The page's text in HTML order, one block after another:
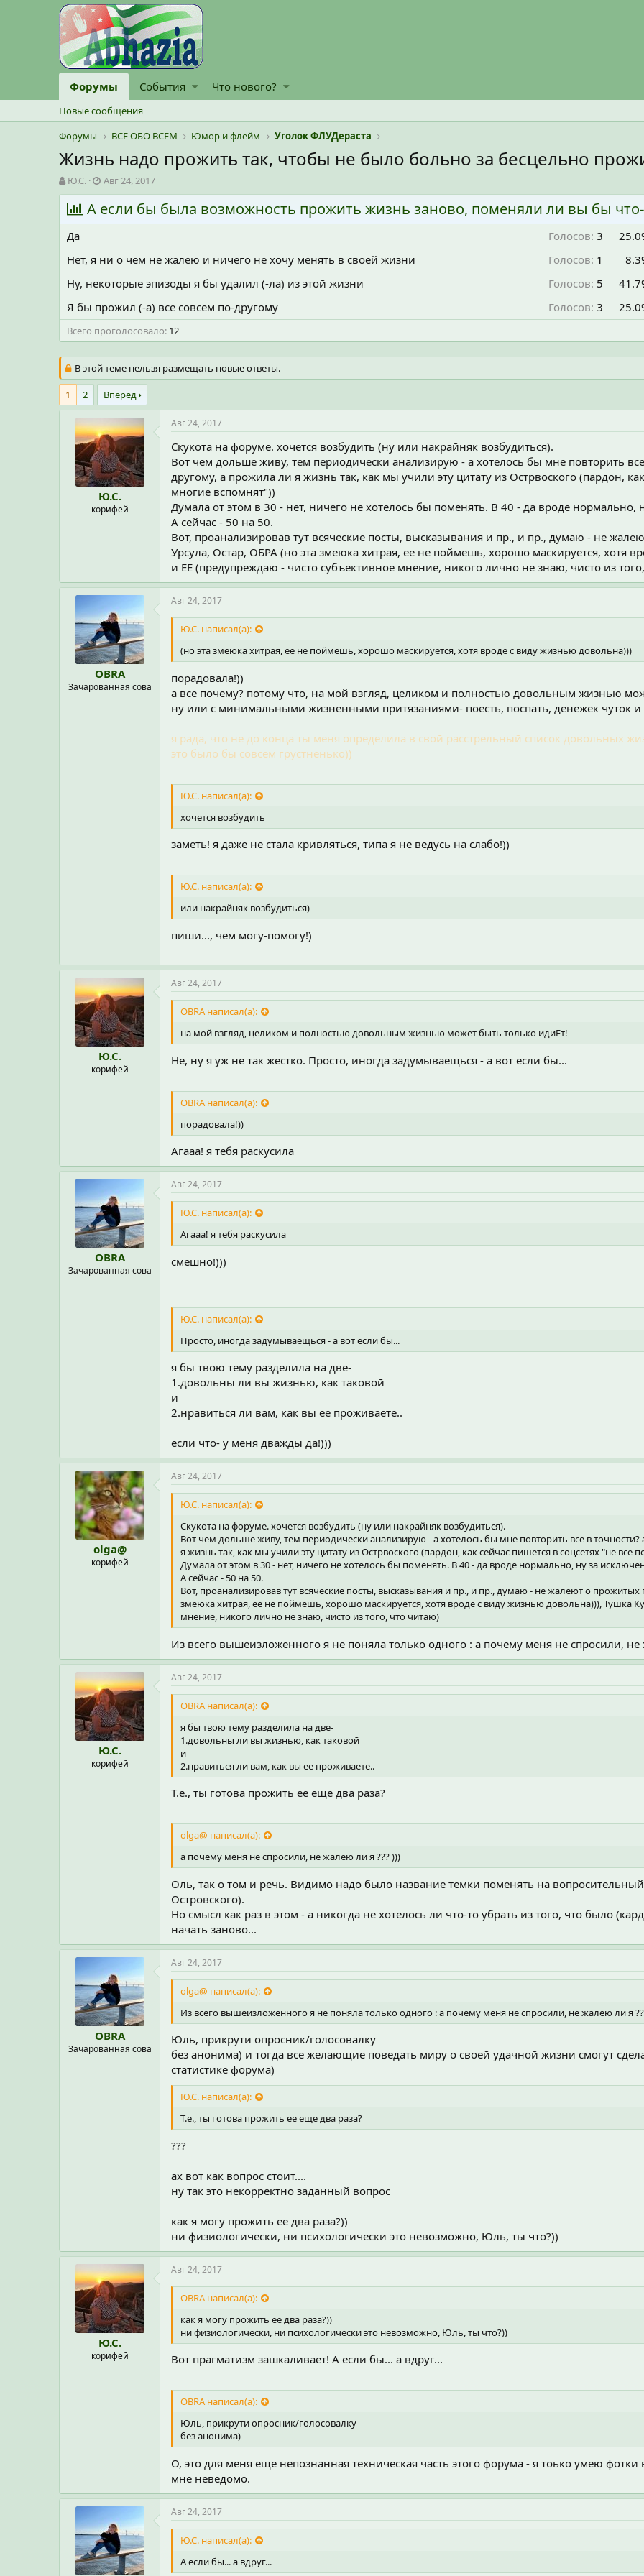
Форумы События Что нового?
Новые сообщения
Форумы
ВСЁ ОБО ВСЕМ Юмор и флейм Уголок ФЛУДераста
Жизнь надо прожить так, чтобы не было больно за бесцельно
А
в
т
о
р
т
е
ы
Ю.С.
Д
а
т
а
ч
л
Авг 24, 2017
А если бы была возможность прожить жизнь заново, поменяли ли вы бы
Да Голосов: 3
Нет, я ни о чем не жалею и ничего не хочу менять в своей жизни
Голосов: 1
Ну, некоторые эпизоды я бы удалил (-ла) из этой жизни
Голосов: 5
Я бы прожил (-а) все совсем по-другому
Голосов: 3
Всего проголосовало 12
В этой теме нельзя размещать новые ответы.
1 2 Вперёд
Ю.С.
корифей
Авг 24, 2017
Скукота на форуме. хочется возбудить (ну или накрайняк возбудиться).
Вот чем дольше живу, тем периодически анализирую - а хотелось бы мне повторить
другому, а прожила ли я жизнь так, как мы учили эту цитату из Острвоского (пардон,
многие вспомнят"))
Думала от этом в 30 - нет, ничего не хотелось бы поменять. В 40 - да вроде
А сейчас - 50 на 50.
Вот, проанализировав тут всяческие посты, высказывания и пр., и пр., думаю - не
Урсула, Остар, ОБРА (но эта змеюка хитрая, ее не поймешь, хорошо маскируется, хотя
и ЕЕ (предупреждаю - чисто субъективное мнение, никого лично не знаю, чисто из
OBRA
Зачарованная сова
Авг 24, 2017
Ю.С. написал(а):
(но эта змеюка хитрая, ее не поймешь, хорошо маскируется, хотя вроде с виду жизнью довольна)))
порадовала!))
а все почему? потому что, на мой взгляд, целиком и полностью довольным жизнью
ну или с минимальными жизненными притязаниями- поесть, поспать, денежек чуток и
я рада, что не до конца ты меня определила в свой расстрельный список довольных
это было бы совсем грустненько))
Ю.С. написал(а):
хочется возбудить
заметь! я даже не стала кривляться, типа я не ведусь на слабо!))
Ю.С. написал(а):
или накрайняк возбудиться)
пиши..., чем могу-помогу!)
Ю.С.
корифей
Авг 24, 2017
OBRA написал(а):
на мой взгляд, целиком и полностью довольным жизнью может быть только идиЁт!
Не, ну я уж не так жестко. Просто, иногда задумываещься - а вот если бы...
OBRA написал(а):
порадовала!))
Агааа! я тебя раскусила
OBRA
Зачарованная сова
Авг 24, 2017
Ю.С. написал(а):
Агааа! я тебя раскусила
смешно!)))
Ю.С. написал(а):
Просто, иногда задумываещься - а вот если бы...
я бы твою тему разделила на две-
1.довольны ли вы жизнью, как таковой
и
2.нравиться ли вам, как вы ее проживаете..
если что- у меня дважды да!)))
olga@
корифей
Авг 24, 2017
Ю.С. написал(а):
Скукота на форуме. хочется возбудить (ну или накрайняк возбудиться).
Вот чем дольше живу, тем периодически анализирую - а хотелось бы мне повторить все в
я жизнь так, как мы учили эту цитату из Острвоского (пардон, как сейчас пишется в соцсетях "не все
Думала от этом в 30 - нет, ничего не хотелось бы поменять. В 40 - да вроде нормально, ну за
А сейчас - 50 на 50.
Вот, проанализировав тут всяческие посты, высказывания и пр., и пр., думаю - не жалеют о
змеюка хитрая, ее не поймешь, хорошо маскируется, хотя вроде с виду жизнью довольна))), Тушка
мнение, никого лично не знаю, чисто из того, что читаю)
Из всего вышеизложенного я не поняла только одного : а почему меня не спросили, не
Ю.С.
корифей
Авг 24, 2017
OBRA написал(а):
я бы твою тему разделила на две-
1.довольны ли вы жизнью, как таковой
и
2.нравиться ли вам, как вы ее проживаете..
Т.е., ты готова прожить ее еще два раза?
olga@ написал(а):
а почему меня не спросили, не жалею ли я ??? )))
Оль, так о том и речь. Видимо надо было название темки поменять на вопросительный
Островского).
Но смысл как раз в этом - а никогда не хотелось ли что-то убрать из того, что было
начать заново...
OBRA
Зачарованная сова
Авг 24, 2017
olga@ написал(а):
Из всего вышеизложенного я не поняла только одного : а почему меня не спросили, не жалею ли я
Юль, прикрути опросник/голосовалку
без анонима) и тогда все желающие поведать миру о своей удачной жизни смогут
статистике форума)
Ю.С. написал(а):
Т.е., ты готова прожить ее еще два раза?
???
ах вот как вопрос стоит....
ну так это некорректно заданный вопрос
как я могу прожить ее два раза?))
ни физиологически, ни психологически это невозможно, Юль, ты что?))
Ю.С.
корифей
Авг 24, 2017
OBRA написал(а):
как я могу прожить ее два раза?))
ни физиологически, ни психологически это невозможно, Юль, ты что?))
Вот прагматизм зашкаливает! А если бы... а вдруг...
OBRA написал(а):
Юль, прикрути опросник/голосовалку
без анонима)
О, это для меня еще непознанная техническая часть этого форума - я тоько умею
мне неведомо.
Авг 24, 2017
Ю.С. написал(а):
А если бы... а вдруг...